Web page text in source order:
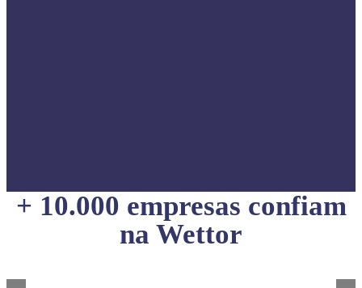
+ 10.000 empresas confiam
na Wettor